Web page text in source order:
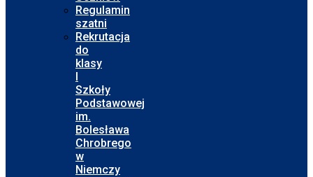
Regulamin
szatni
Rekrutacja
do
klasy
I
Szkoły
Podstawowej
im.
Bolesława
Chrobrego
w
Niemczy